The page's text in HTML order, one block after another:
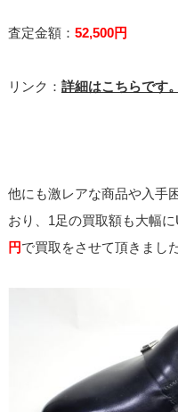
査定金額： 52,500円
リンク： 詳細はこちらです。
他にも激レアな商品や入手
おり、1足の買取額も大幅
円で買取をさせて頂きました